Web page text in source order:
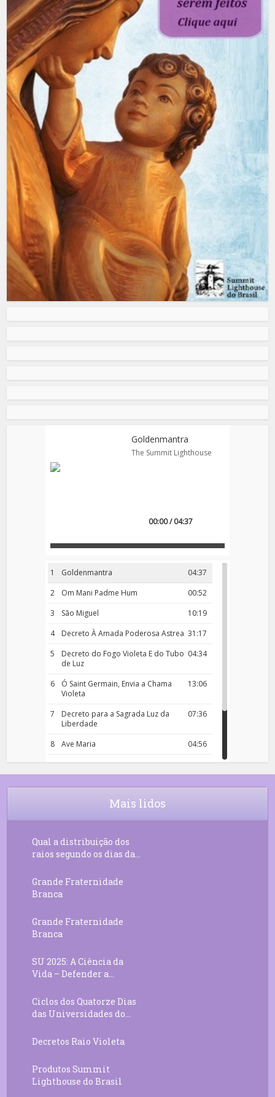
Goldenmantra
The Summit Lighthouse
00:00 / 04:37
1 04:37
Goldenmantra
2
00:52
Om Mani Padme Hum
3
10:19
São Miguel
4
31:17
Decreto À Amada Poderosa Astrea
5
04:34
Decreto do Fogo Violeta E do Tubo
de Luz
6
13:06
Ó Saint Germain, Envia a Chama
Violeta
7
07:36
Decreto para a Sagrada Luz da
Liberdade
8
04:56
Ave Maria
9
18:00
Rosário da Criança
10
04:43
Decreto 50.03 – Diante da Vossa
Mais lidos
Qual a distribuição dos
raios segundo os dias da...
Grande Fraternidade
Branca
Grande Fraternidade
Branca
SU 2025: A Ciência da
Vida – Defender a...
Ciclos dos Quatorze Dias
das Universidades do...
Decretos Raio Violeta
Produtos Summit
Lighthouse do Brasil